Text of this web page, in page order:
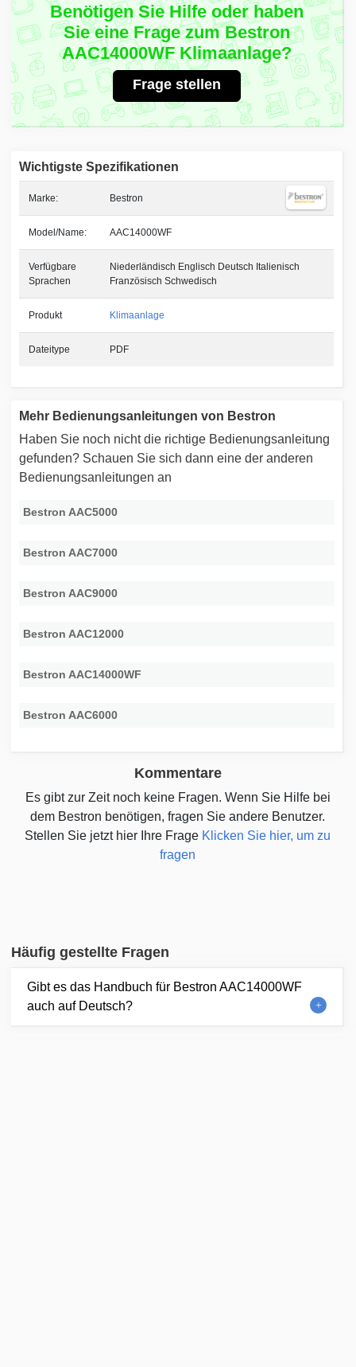
Benötigen Sie Hilfe oder haben
Sie eine Frage zum Bestron
AAC14000WF Klimaanlage?
Frage stellen
Wichtigste Spezifikationen
Marke: Bestron
Model/Name: AAC14000WF
Verfügbare
Sprachen
Niederländisch Englisch Deutsch Italienisch
Französisch Schwedisch
Produkt Klimaanlage
Dateitype PDF
Mehr Bedienungsanleitungen von Bestron
Haben Sie noch nicht die richtige Bedienungsanleitung
gefunden? Schauen Sie sich dann eine der anderen
Bedienungsanleitungen an
Bestron AAC5000
Bestron AAC7000
Bestron AAC9000
Bestron AAC12000
Bestron AAC14000WF
Bestron AAC6000
Kommentare
Es gibt zur Zeit noch keine Fragen. Wenn Sie Hilfe bei
dem Bestron benötigen, fragen Sie andere Benutzer.
Stellen Sie jetzt hier Ihre Frage Klicken Sie hier, um zu
fragen
Häufig gestellte Fragen
Gibt es das Handbuch für Bestron AAC14000WF
auch auf Deutsch?